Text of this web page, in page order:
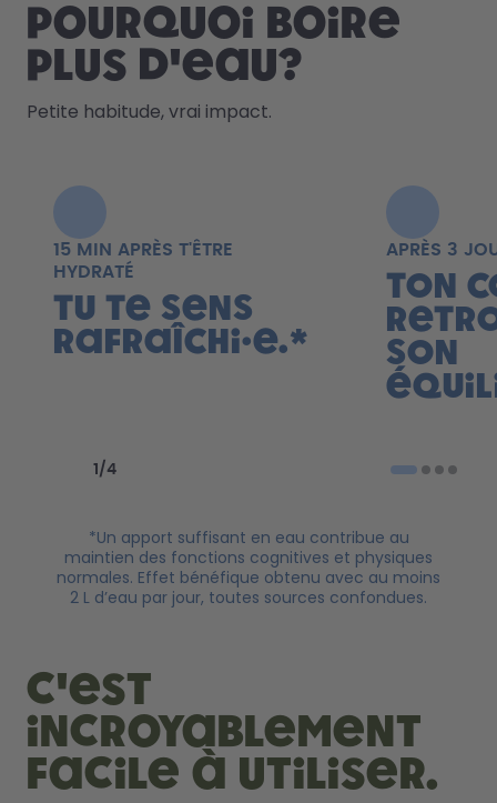
Pourquoi boire
plus d'eau?
Petite habitude, vrai impact.
15 MIN APRÈS T'ÊTRE
HYDRATÉ
Tu te sens
rafraîchi·e.*
APRÈS 3
Ton
son
1 /4
*Un apport suffisant en eau contribue au
maintien des fonctions cognitives et physiques
normales. Effet bénéfique obtenu avec au moins
2 L d’eau par jour, toutes sources confondues.
c'est
incroyablement
facile à utiliser.